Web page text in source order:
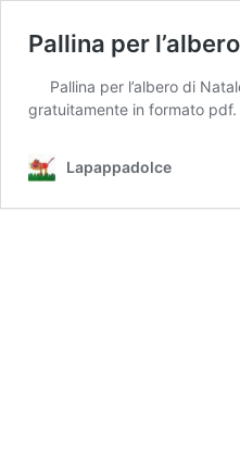
Pallina per
Pallina per l’albero di
gratuitamente in formato pdf.
Lapappadolce